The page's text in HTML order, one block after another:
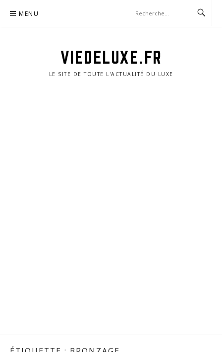
MENU
VIEDELUXE.FR
LE SITE DE TOUTE L'ACTUALITÉ DU LUXE